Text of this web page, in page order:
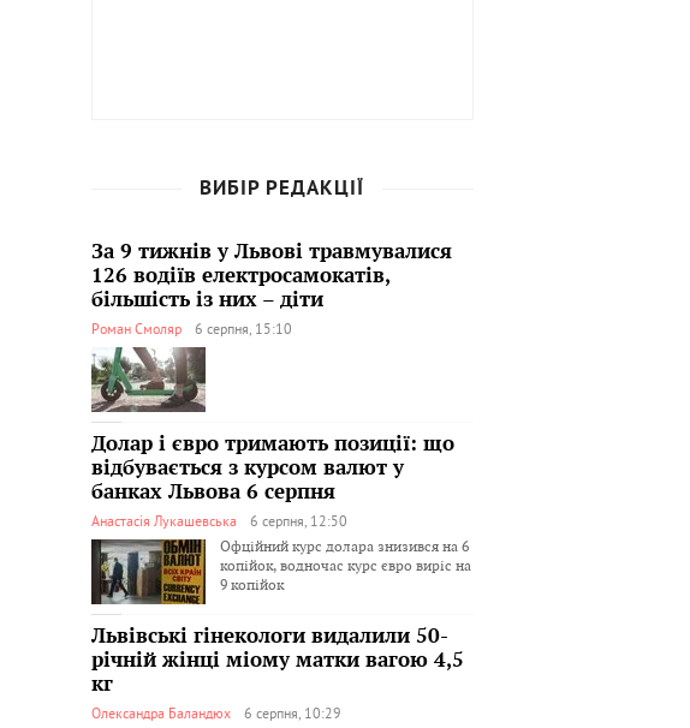
ВИБІР РЕДАКЦІЇ
За 9 тижнів у Львові травмувалися
126 водіїв електросамокатів,
більшість із них – діти
Роман Смоляр 6 серпня, 15:10
Долар і євро тримають позиції: що
відбувається з курсом валют у
банках Львова 6 серпня
Анастасія Лукашевська
6 серпня, 12:50
Офційний курс долара знизився на 6
копійок, водночас курс євро виріс на
9 копійок
Львівські гінекологи видалили 50-
річній жінці міому матки вагою 4,5
кг
Олександра Баландюх
6 серпня, 10:29